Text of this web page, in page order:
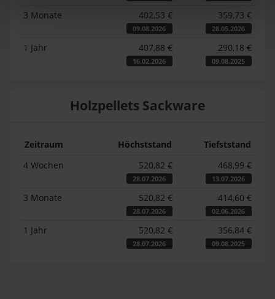
3 Monate 402,53 €
09.08.2026
359,73 €
28.05.2026
1 Jahr 407,88 €
16.02.2026
290,18 €
09.08.2025
Holzpellets Sackware
Zeitraum Höchststand
Tiefststand
4 Wochen
520,82 €
28.07.2026
468,99 €
13.07.2026
3 Monate 520,82 €
28.07.2026
414,60 €
02.06.2026
1 Jahr 520,82 €
28.07.2026
356,84 €
09.08.2025